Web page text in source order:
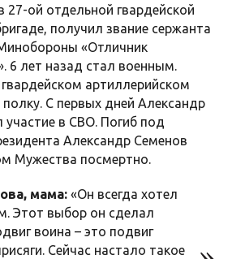
27-ой отдельной гвардейской
получил звание сержанта
«Отличник
6 лет назад стал военным.
артиллерийском
С первых дней Александр
в СВО. Погиб под
Александр Семенов
Мужества посмертно.
мама: «Он всегда хотел
Этот выбор он сделал
воина – это подвиг
Сейчас настало такое